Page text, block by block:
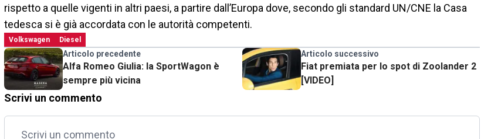
rispetto a quelle vigenti in altri paesi, a partire dall’Europa dove, secondo gli standard UN/CNE la Casa
tedesca si è già accordata con le autorità competenti.
Volkswagen Diesel
Articolo precedente
Alfa Romeo Giulia: la SportWagon è
sempre più vicina
Articolo successivo
Fiat premiata per lo spot di Zoolander 2
[VIDEO]
Scrivi un commento